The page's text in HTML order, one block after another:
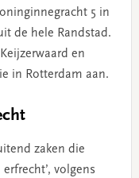
5 in
de hele Randstad.
en
in Rotterdam aan.
zaken die
volgens